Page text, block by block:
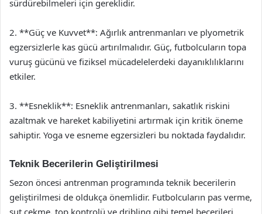
sürdürebilmeleri için gereklidir.
2. **Güç ve Kuvvet**: Ağırlık antrenmanları ve plyometrik
egzersizlerle kas gücü artırılmalıdır. Güç, futbolcuların topa
vuruş gücünü ve fiziksel mücadelelerdeki dayanıklılıklarını
etkiler.
3. **Esneklik**: Esneklik antrenmanları, sakatlık riskini
azaltmak ve hareket kabiliyetini artırmak için kritik öneme
sahiptir. Yoga ve esneme egzersizleri bu noktada faydalıdır.
Teknik Becerilerin Geliştirilmesi
Sezon öncesi antrenman programında teknik becerilerin
geliştirilmesi de oldukça önemlidir. Futbolcuların pas verme,
şut çekme, top kontrolü ve dribling gibi temel becerileri